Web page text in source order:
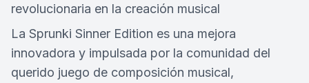
revolucionaria en la creación musical
La Sprunki Sinner Edition es una mejora
innovadora y impulsada por la comunidad del
querido juego de composición musical,